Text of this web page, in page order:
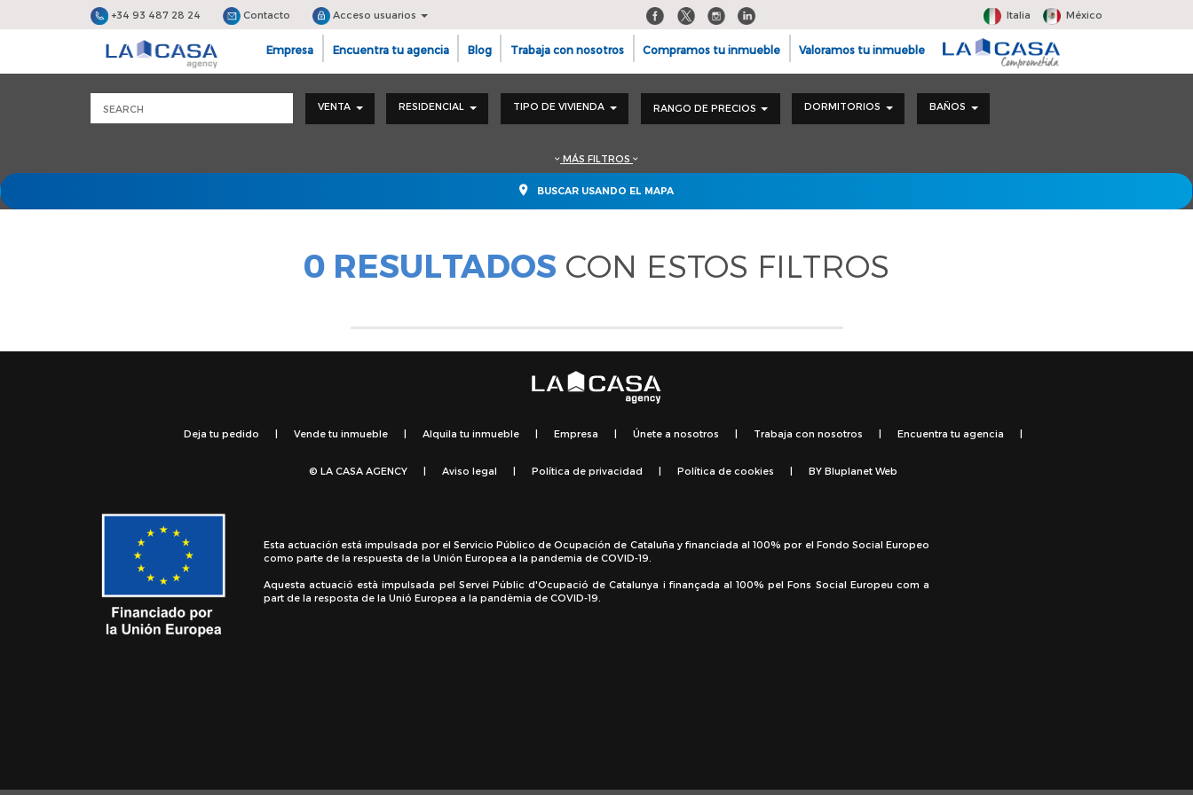
+34 93 487 28 24 Contacto Acceso usuarios Italia México
Empresa Encuentra tu agencia Blog Trabaja con nosotros Compramos tu inmueble Valoramos tu inmueble
VENTA RESIDENCIAL TIPO DE VIVIENDA RANGO DE PRECIOS DORMITORIOS BAÑOS
MÁS FILTROS
BUSCAR USANDO EL MAPA
0 RESULTADOS CON ESTOS FILTROS
Deja tu pedido | Vende tu inmueble | Alquila tu inmueble | Empresa | Únete a nosotros | Trabaja con nosotros | Encuentra tu agencia |
© LA CASA AGENCY | Aviso legal | Política de privacidad | Política de cookies | BY Bluplanet Web
Esta actuación está impulsada por el Servicio Público de Ocupación de Cataluña y financiada al 100% por el Fondo Social Europeo
como parte de la respuesta de la Unión Europea a la pandemia de COVID-19.
Aquesta actuació està impulsada pel Servei Públic d'Ocupació de Catalunya i finançada al 100% pel Fons Social Europeu com a
part de la resposta de la Unió Europea a la pandèmia de COVID-19.